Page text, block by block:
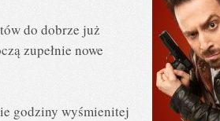
do dobrze już
zupełnie nowe
godziny wyśmienitej